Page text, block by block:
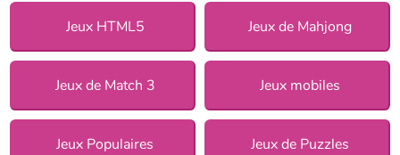
Jeux HTML5 Jeux de Mahjong
Jeux de Match 3 Jeux mobiles
Jeux Populaires Jeux de Puzzles